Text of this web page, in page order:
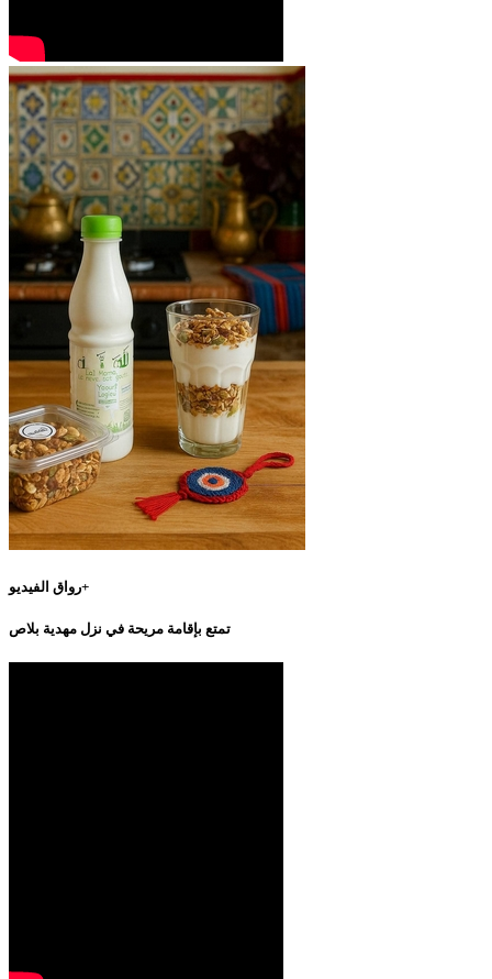
رواق الفيديو+
تمتع بإقامة مريحة في نزل مهدية بلاص